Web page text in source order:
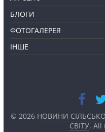
БЛОГИ
ФОТОГАЛЕРЕЯ
ІНШЕ
© 2026 НОВИНИ
СВІТУ. All